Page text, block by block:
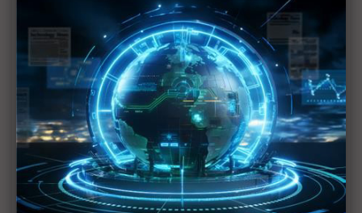
三星回應越南總理要求 李在鎔：將擴大越南生產比
美中貿易戰延燒 大陸產品運到東南亞再出貨機率大
外國業者加速從大陸搬遷計畫 越南當地製造業進入
嶄新階段
留下來還是加速撤離 日企在大陸供應鏈的兩手策略